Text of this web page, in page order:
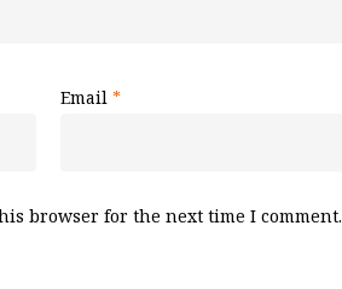
Email *
browser for the next time I comment.